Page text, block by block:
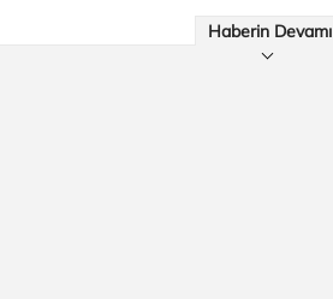
Haberin Devamı